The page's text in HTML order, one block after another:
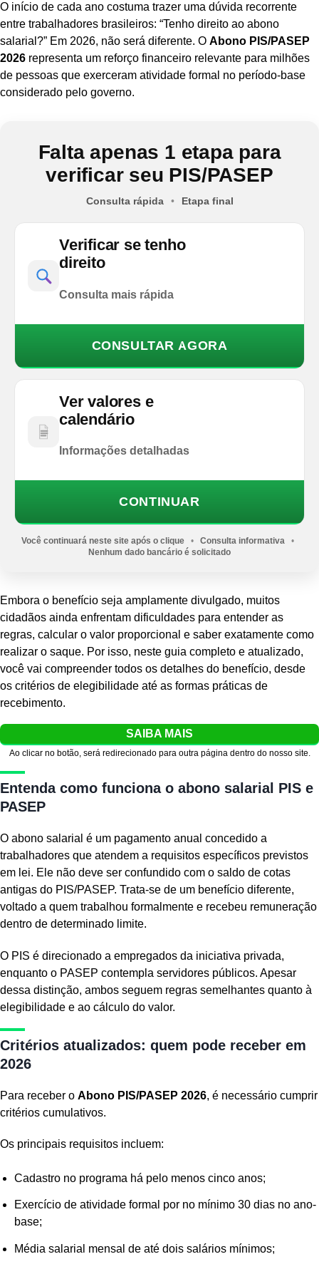
O início de cada ano costuma trazer uma dúvida recorrente
entre trabalhadores brasileiros: “Tenho direito ao abono
salarial?” Em 2026, não será diferente. O Abono PIS/PASEP
2026 representa um reforço financeiro relevante para milhões
de pessoas que exerceram atividade formal no período-base
considerado pelo governo.
Falta apenas 1 etapa para
verificar seu PIS/PASEP
Consulta rápida • Etapa final
Verificar se tenho
direito
Consulta mais rápida
CONSULTAR AGORA
Ver valores e
calendário
Informações detalhadas
CONTINUAR
Você continuará neste site após o clique • Consulta informativa
•
Nenhum dado bancário é solicitado
Embora o benefício seja amplamente divulgado, muitos
cidadãos ainda enfrentam dificuldades para entender as
regras, calcular o valor proporcional e saber exatamente como
realizar o saque. Por isso, neste guia completo e atualizado,
você vai compreender todos os detalhes do benefício, desde
os critérios de elegibilidade até as formas práticas de
recebimento.
SAIBA MAIS
Ao clicar no botão, será redirecionado para outra página dentro do nosso site.
Entenda como funciona o abono salarial PIS e
PASEP
O abono salarial é um pagamento anual concedido a
trabalhadores que atendem a requisitos específicos previstos
em lei. Ele não deve ser confundido com o saldo de cotas
antigas do PIS/PASEP. Trata-se de um benefício diferente,
voltado a quem trabalhou formalmente e recebeu remuneração
dentro de determinado limite.
O PIS é direcionado a empregados da iniciativa privada,
enquanto o PASEP contempla servidores públicos. Apesar
dessa distinção, ambos seguem regras semelhantes quanto à
elegibilidade e ao cálculo do valor.
Critérios atualizados: quem pode receber em
2026
Para receber o Abono PIS/PASEP 2026, é necessário cumprir
critérios cumulativos.
Os principais requisitos incluem:
Cadastro no programa há pelo menos cinco anos;
Exercício de atividade formal por no mínimo 30 dias no ano-
base;
Média salarial mensal de até dois salários mínimos;